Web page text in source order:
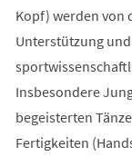
Kopf) werden von
Unterstützung
Insbesondere
begeisterten
Fertigkeiten